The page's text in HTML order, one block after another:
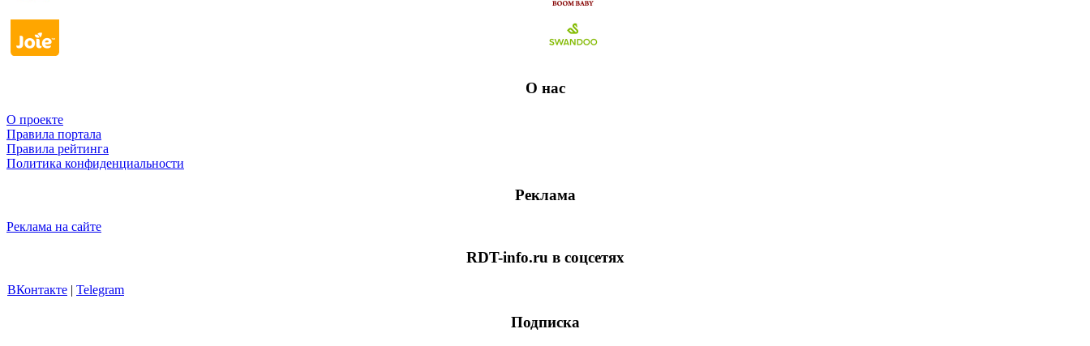
О нас
О проекте
Правила портала
Правила рейтинга
Политика конфиденциальности
Реклама
Реклама на сайте
RDT-info.ru в соцсетях
ВКонтакте | Telegram
Подписка